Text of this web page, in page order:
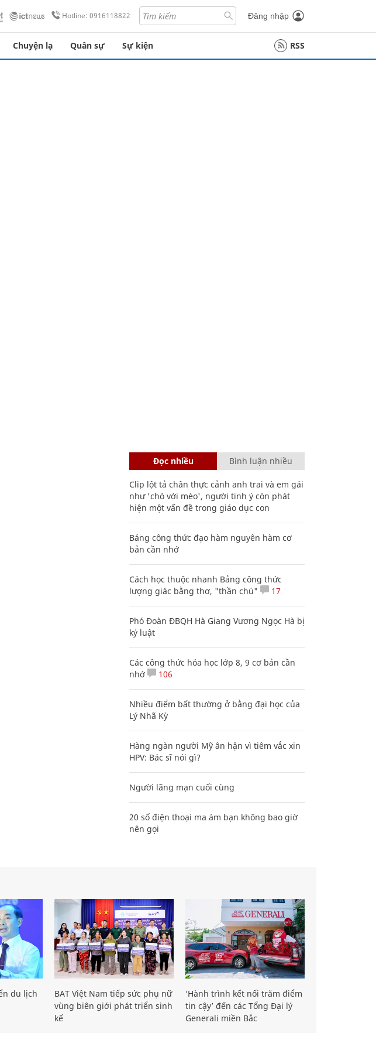
Hotline: 0916118822 Đăng nhập
Chuyện lạ Quân sự Sự kiện RSS
Đọc nhiều Bình luận nhiều
Clip lột tả chân thực cảnh anh trai và em gái
như 'chó với mèo', người tinh ý còn phát
hiện một vấn đề trong giáo dục con
Bảng công thức đạo hàm nguyên hàm cơ
bản cần nhớ
Cách học thuộc nhanh Bảng công thức
lượng giác bằng thơ, "thần chú"
17
Phó Đoàn ĐBQH Hà Giang Vương Ngọc Hà bị
kỷ luật
Các công thức hóa học lớp 8, 9 cơ bản cần
nhớ
106
Nhiều điểm bất thường ở bằng đại học của
Lý Nhã Kỳ
Hàng ngàn người Mỹ ân hận vì tiêm vắc xin
HPV: Bác sĩ nói gì?
Người lãng mạn cuối cùng
20 số điện thoại ma ám bạn không bao giờ
nên gọi
du lịch
BAT Việt Nam tiếp sức phụ nữ
vùng biên giới phát triển sinh
kế
‘Hành trình kết nối trăm điểm
tin cậy’ đến các Tổng Đại lý
Generali miền Bắc